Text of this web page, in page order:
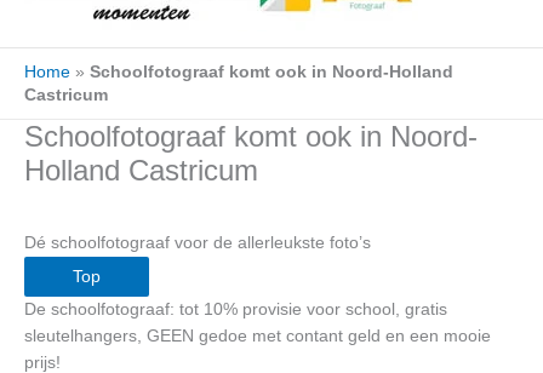
Home » Schoolfotograaf komt ook in Noord-Holland
Castricum
Schoolfotograaf komt ook in Noord-
Holland Castricum
Dé schoolfotograaf voor de allerleukste foto’s
Top
De schoolfotograaf: tot 10% provisie voor school, gratis
sleutelhangers, GEEN gedoe met contant geld en een mooie
prijs!